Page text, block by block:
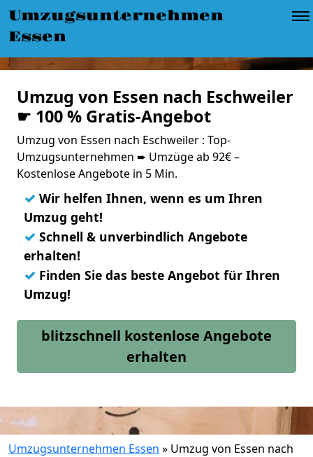
Umzugsunternehmen
Essen
Umzug von Essen nach Eschweiler
☛ 100 % Gratis-Angebot
Umzug von Essen nach Eschweiler : Top-
Umzugsunternehmen ➨ Umzüge ab 92€ –
Kostenlose Angebote in 5 Min.
✓ Wir helfen Ihnen, wenn es um Ihren
Umzug geht!
✓ Schnell & unverbindlich Angebote
erhalten!
✓ Finden Sie das beste Angebot für Ihren
Umzug!
blitzschnell kostenlose Angebote
erhalten
Umzugsunternehmen Essen » Umzug von Essen nach